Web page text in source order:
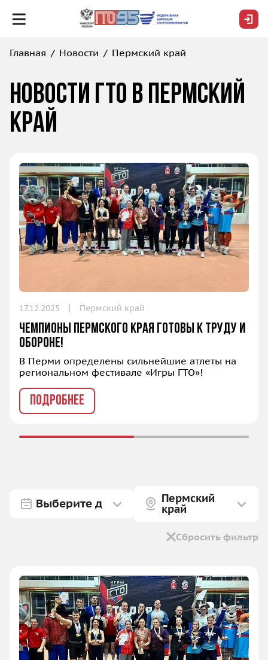
Главная Новости Пермский край
Новости ГТО в Пермский
край
17.12.2025 Пермский край
Чемпионы Пермского края готовы к труду и
обороне!
В Перми определены сильнейшие атлеты на
региональном фестивале «Игры ГТО»!
ПОДРОБНЕЕ
Пермский
край
Сбросить фильтр